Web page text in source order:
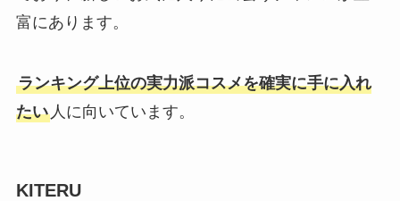
富にあります。
ランキング上位の実力派コスメを確実に手に入れ
たい人に向いています。
KITERU